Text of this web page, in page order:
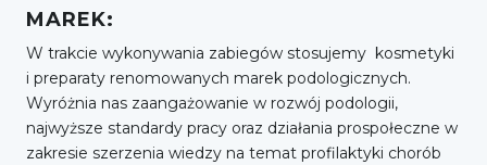
MAREK:
W trakcie wykonywania zabiegów stosujemy kosmetyki
i preparaty renomowanych marek podologicznych.
Wyróżnia nas zaangażowanie w rozwój podologii,
najwyższe standardy pracy oraz działania prospołeczne w
zakresie szerzenia wiedzy na temat profilaktyki chorób